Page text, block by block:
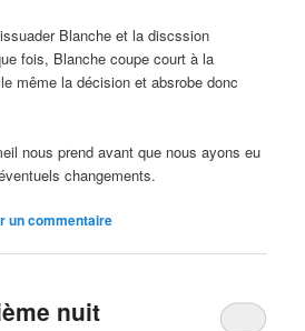
Blanche et la discssion
fois, Blanche coupe court à la
même la décision et absrobe donc
nous prend avant que nous ayons eu
changements.
un commentaire
nuit